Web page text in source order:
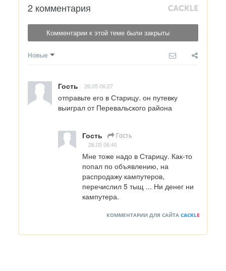
2 комментария
Комментарии к этой теме были закрыты
Новые
Гость 26.05 06:27
отправьте его в Старицу. он путевку
выиграл от Перевальского района
Гость Гость
26.05 06:40
Мне тоже надо в Старицу. Как-то
попал по объявлению, на
распродажу кампутеров,
перечислил 5 тыщ ... Ни денег ни
кампутера.
КОММЕНТАРИИ ДЛЯ САЙТА CACKLE